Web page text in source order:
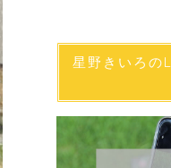
星野きいろの